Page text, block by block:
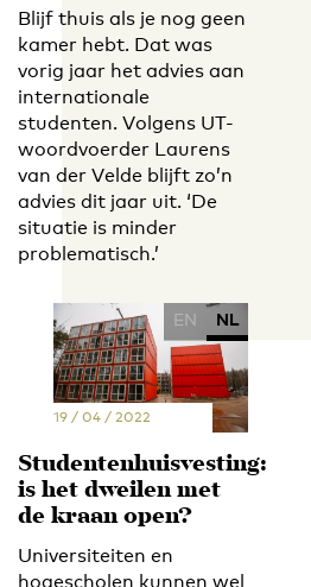
Blijf thuis als je nog geen
kamer hebt. Dat was
vorig jaar het advies aan
internationale
studenten. Volgens UT-
woordvoerder Laurens
van der Velde blijft zo’n
advies dit jaar uit. ‘De
situatie is minder
problematisch.’
EN NL
19 / 04 / 2022
Studentenhuisvesting:
is het dweilen met
de kraan open?
Universiteiten en
hogescholen kunnen wel